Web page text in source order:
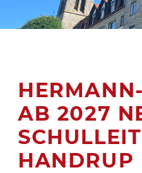
AB 2027
HANDRUP